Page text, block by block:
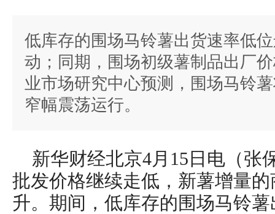
低库存的围场马铃薯出货速率低
动；同期，围场初级薯制品出厂
业市场研究中心预测，围场马铃
窄幅震荡运行。
新华财经北京4月15日电（张
批发价格继续走低，新薯增量
升。期间，低库存的围场马铃